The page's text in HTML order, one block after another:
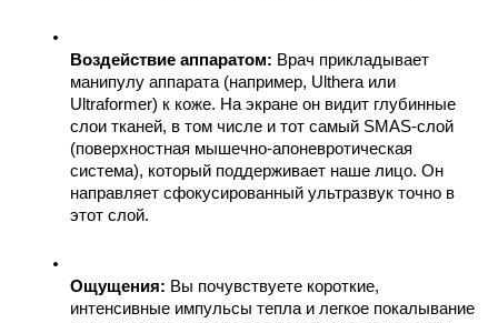
Воздействие аппаратом: Врач прикладывает
манипулу аппарата (например, Ulthera или
Ultraformer) к коже. На экране он видит глубинные
слои тканей, в том числе и тот самый SMAS-слой
(поверхностная мышечно-апоневротическая
система), который поддерживает наше лицо. Он
направляет сфокусированный ультразвук точно в
этот слой.
Ощущения: Вы почувствуете короткие,
интенсивные импульсы тепла и легкое покалывание